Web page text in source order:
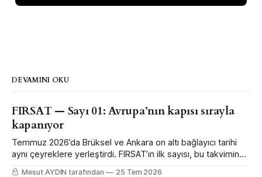
DEVAMINI OKU
FIRSAT — Sayı 01: Avrupa’nın kapısı sırayla
kapanıyor
Temmuz 2026’da Brüksel ve Ankara on altı bağlayıcı tarihi
aynı çeyreklere yerleştirdi. FIRSAT’ın ilk sayısı, bu takvimin
hangi şirketin hangi kalemini kaç euro değiştirdiğini altı
Mesut AYDIN tarafından 25 Tem 2026